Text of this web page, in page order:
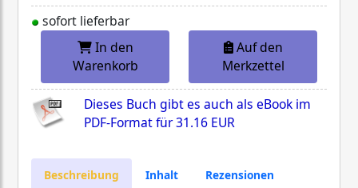
sofort lieferbar
In den
Warenkorb
Auf den
Merkzettel
Dieses Buch gibt es auch als eBook im
PDF-Format für31.16 EUR
Beschreibung Inhalt Rezensionen